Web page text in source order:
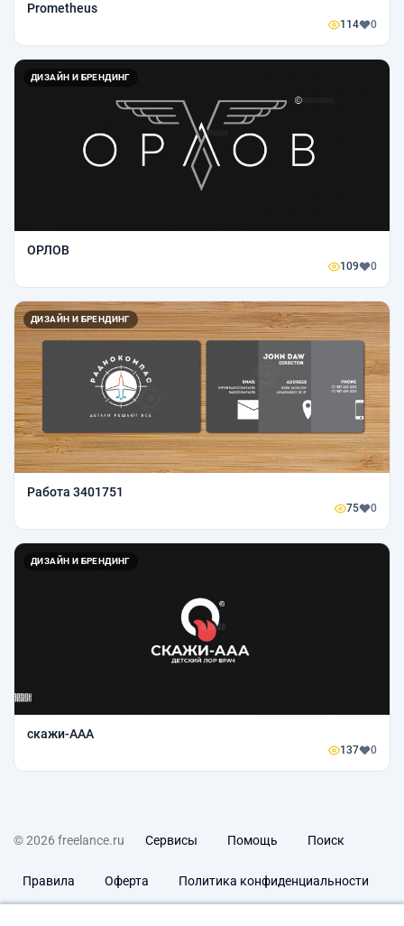
Prometheus
114 0
ДИЗАЙН И БРЕНДИНГ
ОРЛОВ
109 0
ДИЗАЙН И БРЕНДИНГ
Работа 3401751
75 0
ДИЗАЙН И БРЕНДИНГ
скажи-ААА
137 0
© 2026 freelance.ru Сервисы Помощь Поиск
Правила Оферта Политика конфиденциальности